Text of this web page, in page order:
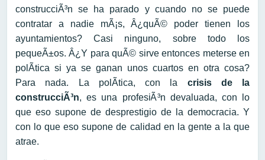
construcciÃ³n se ha parado y cuando no se puede
contratar a nadie mÃ¡s, Â¿quÃ© poder tienen los
ayuntamientos? Casi ninguno, sobre todo los
pequeÃ±os. Â¿Y para quÃ© sirve entonces meterse en
polÃ­tica si ya se ganan unos cuartos en otra cosa?
Para nada. La polÃ­tica, con la crisis de la
construcciÃ³n, es una profesiÃ³n devaluada, con lo
que eso supone de desprestigio de la democracia. Y
con lo que eso supone de calidad en la gente a la que
atrae.